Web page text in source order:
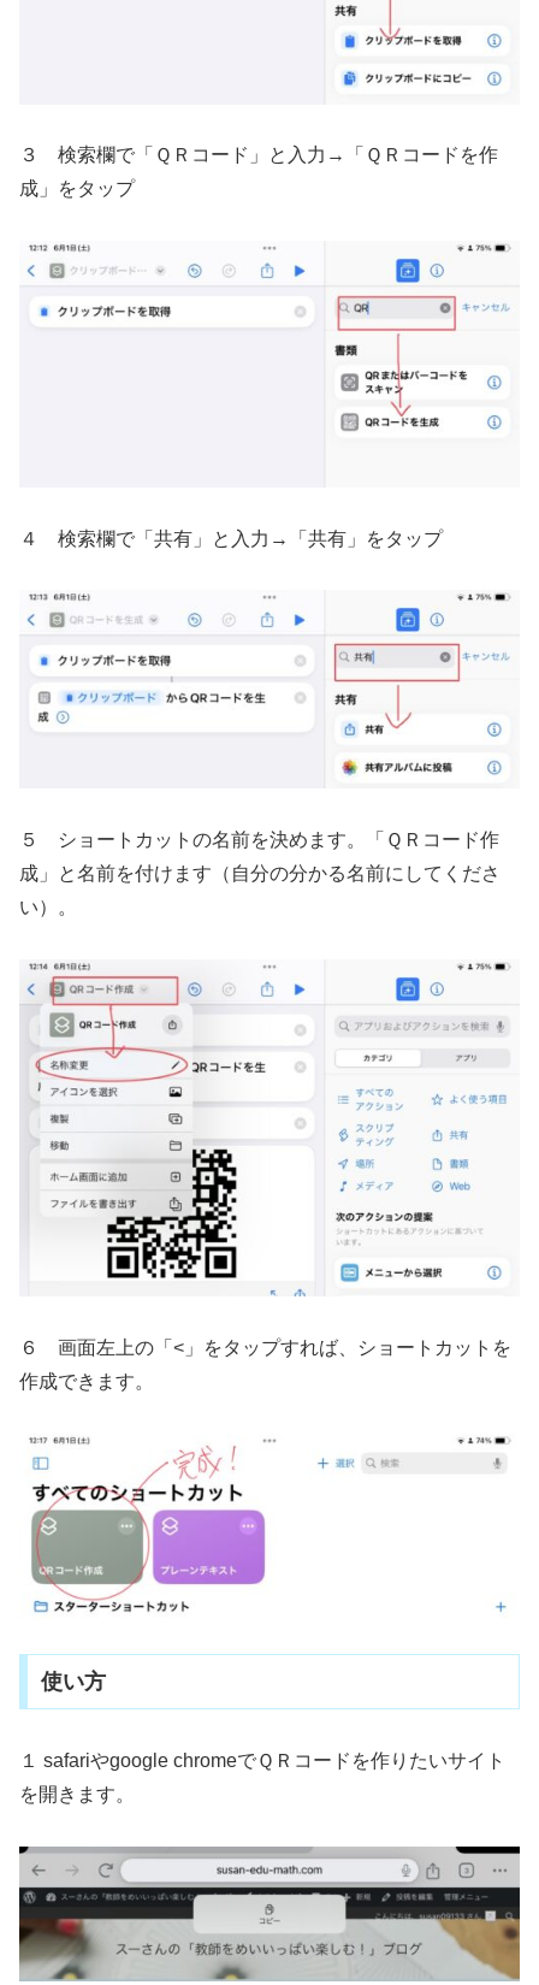
３ 検索欄で「ＱＲコード」と入力→「ＱＲコードを作
成」をタップ
４ 検索欄で「共有」と入力→「共有」をタップ
５ ショートカットの名前を決めます。「ＱＲコード作
成」と名前を付けます（自分の分かる名前にしてくださ
い）。
６ 画面左上の「<」をタップすれば、ショートカットを
作成できます。
使い方
１ safariやgoogle chromeでＱＲコードを作りたいサイト
を開きます。